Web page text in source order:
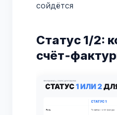
сойдётся
Статус 1/2: